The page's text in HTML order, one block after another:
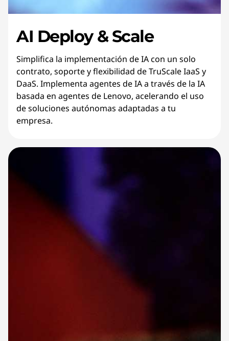
AI Deploy & Scale
Simplifica la implementación de IA con un solo
contrato, soporte y flexibilidad de TruScale IaaS y
DaaS. Implementa agentes de IA a través de la IA
basada en agentes de Lenovo, acelerando el uso
de soluciones autónomas adaptadas a tu
empresa.